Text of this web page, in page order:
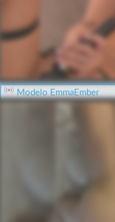
Modelo EmmaEmber